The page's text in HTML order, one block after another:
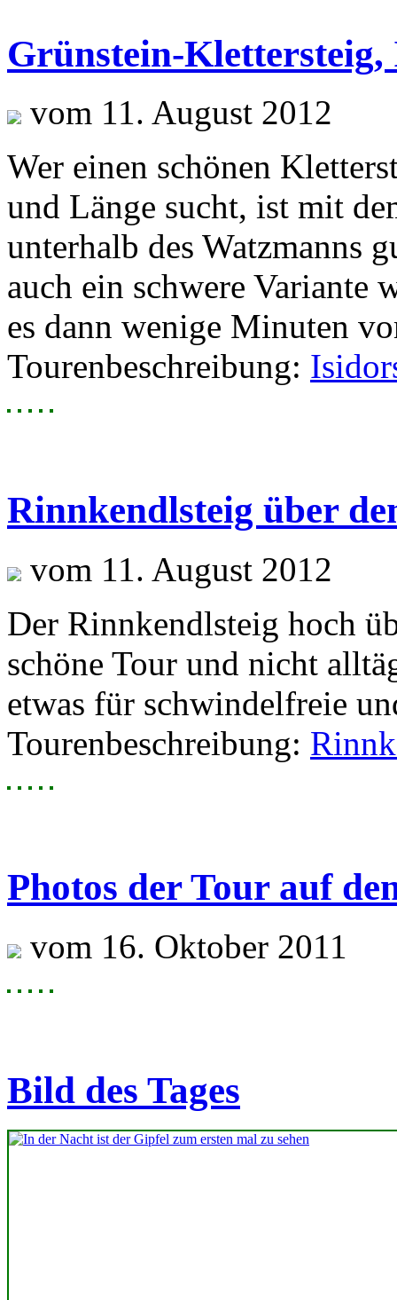
Grünstein-Klettersteig,
vom 11. August 2012
Wer einen schönen
und Länge sucht, ist mit
unterhalb des Watzmanns
auch ein schwere Variante
es dann wenige Minuten
Tourenbeschreibung:
Rinnkendlsteig über
vom 11. August 2012
Der Rinnkendlsteig hoch
schöne Tour und nicht
etwas für schwindelfreie
Tourenbeschreibung:
Photos der Tour auf
vom 16. Oktober 2011
Bild des Tages